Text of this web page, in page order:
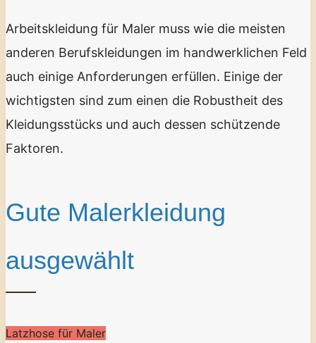
Arbeitskleidung für Maler muss wie die meisten
anderen Berufskleidungen im handwerklichen Feld
auch einige Anforderungen erfüllen. Einige der
wichtigsten sind zum einen die Robustheit des
Kleidungsstücks und auch dessen schützende
Faktoren.
Gute Malerkleidung
ausgewählt
Latzhose für Maler